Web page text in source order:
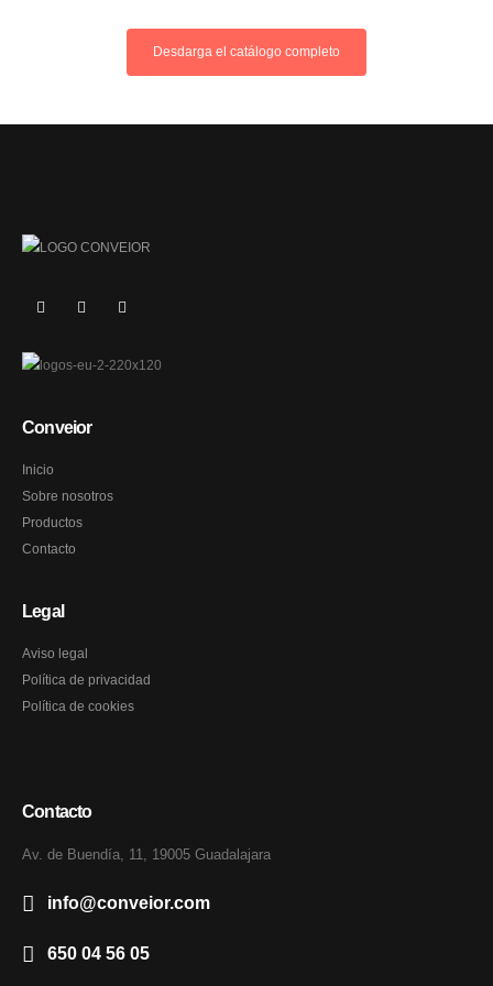
Desdarga el catálogo completo
Conveior
Inicio
Sobre nosotros
Productos
Contacto
Legal
Aviso legal
Política de privacidad
Política de cookies
Contacto
Av. de Buendía, 11, 19005 Guadalajara
info@conveior.com
650 04 56 05